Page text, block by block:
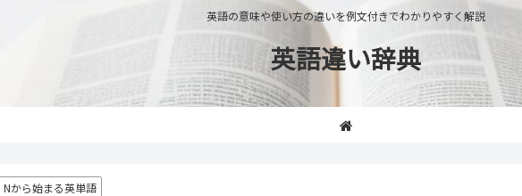
英語の意味や使い方の違いを例文付きでわかりやすく解説
英語違い辞典
Nから始まる英単語